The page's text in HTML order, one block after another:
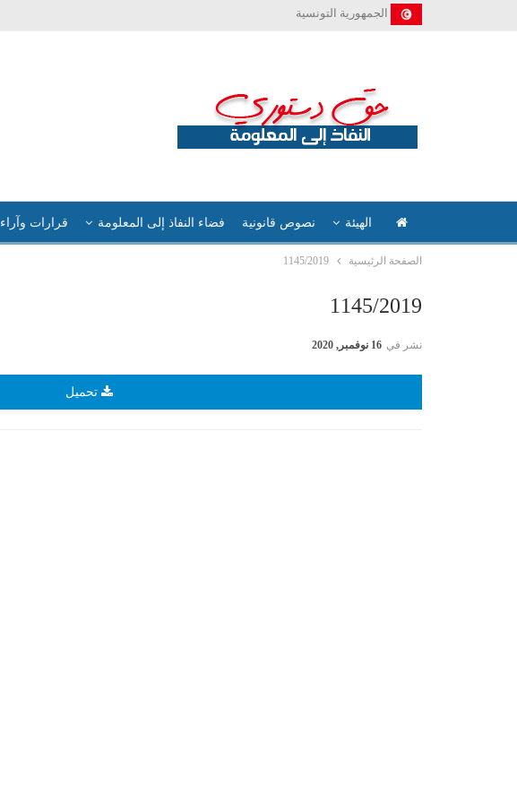
الجمهورية التونسية
الهيئة نصوص قانونية فضاء النفاذ إلى المعلومة قرارات وآراء
الصفحة الرئيسية 1145/2019
1145/2019
نشر في 16 نوفمبر, 2020
تحميل